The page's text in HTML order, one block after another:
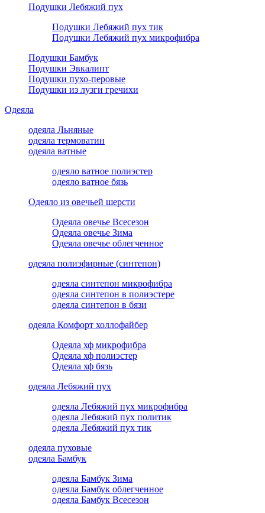
Подушки Лебяжий пух
Подушки Лебяжий пух тик
Подушки Лебяжий пух микрофибра
Подушки Бамбук
Подушки Эвкалипт
Подушки пухо-перовые
Подушки из лузги гречихи
Одеяла
одеяла Льняные
одеяла термоватин
одеяла ватные
одеяло ватное полиэстер
одеяло ватное бязь
Одеяло из овечьей шерсти
Одеяла овечье Всесезон
Одеяла овечье Зима
Одеяла овечье облегченное
одеяла полиэфирные (синтепон)
одеяла синтепон микрофибра
одеяла синтепон в полиэстере
одеяла синтепон в бязи
одеяла Комфорт холлофайбер
Одеяла хф микрофибра
Одеяла хф полиэстер
Одеяла хф бязь
одеяла Лебяжий пух
одеяла Лебяжий пух микрофибра
одеяла Лебяжий пух политик
одеяла Лебяжий пух тик
одеяла пуховые
одеяла Бамбук
одеяла Бамбук Зима
одеяла Бамбук облегченное
одеяла Бамбук Всесезон